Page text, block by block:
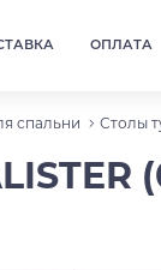
ОПЛАТА
спальни Столы